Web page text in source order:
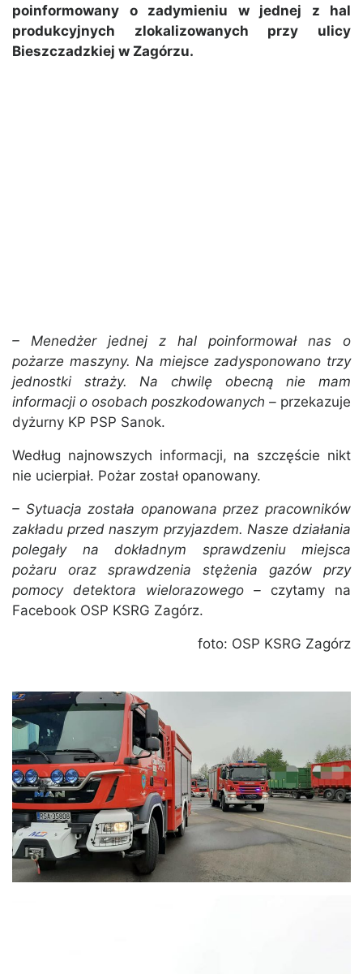
poinformowany o zadymieniu w jednej z hal
produkcyjnych zlokalizowanych przy ulicy
Bieszczadzkiej w Zagórzu.
– Menedżer jednej z hal poinformował nas o
pożarze maszyny. Na miejsce zadysponowano trzy
jednostki straży. Na chwilę obecną nie mam
informacji o osobach poszkodowanych – przekazuje
dyżurny KP PSP Sanok.
Według najnowszych informacji, na szczęście nikt
nie ucierpiał. Pożar został opanowany.
– Sytuacja została opanowana przez pracowników
zakładu przed naszym przyjazdem. Nasze działania
polegały na dokładnym sprawdzeniu miejsca
pożaru oraz sprawdzenia stężenia gazów przy
pomocy detektora wielorazowego – czytamy na
Facebook OSP KSRG Zagórz.
foto: OSP KSRG Zagórz